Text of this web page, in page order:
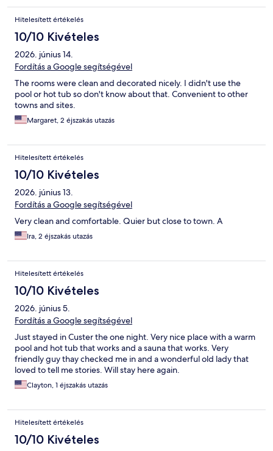
Hitelesített értékelés
10/10 Kivételes
2026. június 14.
Fordítás a Google segítségével
The rooms were clean and decorated nicely. I didn't use the
pool or hot tub so don't know about that. Convenient to other
towns and sites.
Margaret, 2 éjszakás utazás
Hitelesített értékelés
10/10 Kivételes
2026. június 13.
Fordítás a Google segítségével
Very clean and comfortable. Quier but close to town. A
Ira, 2 éjszakás utazás
Hitelesített értékelés
10/10 Kivételes
2026. június 5.
Fordítás a Google segítségével
Just stayed in Custer the one night. Very nice place with a warm
pool and hot tub that works and a sauna that works. Very
friendly guy thay checked me in and a wonderful old lady that
loved to tell me stories. Will stay here again.
Clayton, 1 éjszakás utazás
Hitelesített értékelés
10/10 Kivételes